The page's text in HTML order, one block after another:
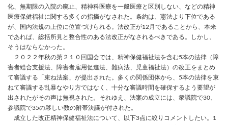
化、無期限の入院の廃止、精神科医療を一般医療と区別しない、などの精神
医療保健福祉に関する多くの指摘がなされた。条約は、憲法より下位である
が、国内法規の上位に位置づけられる。法改正が12月であることから、本来
であれば、総括所見と整合性のある法改正がなされるべきである。しかし、
そうはならなかった。
２０２２年秋の第２１０回国会では、精神保健福祉法を含む5本の法律（障
害者総合支援法、障害者雇用促進法、難病法、児童福祉法）の改正をまとめ
て審議する「束ね法案」が提出された。多くの関係団体から、5本の法律を束
ねて審議する乱暴なやり方ではなく、十分な審議時間を確保するよう要望が
出されたがその声は無視された。それゆえ、法案の成立には、衆議院で30、
参議院で35の夥しい数の附帯決議が付された。
成立した改正精神保健福祉法について、以下3点に絞りコメントしたい。1